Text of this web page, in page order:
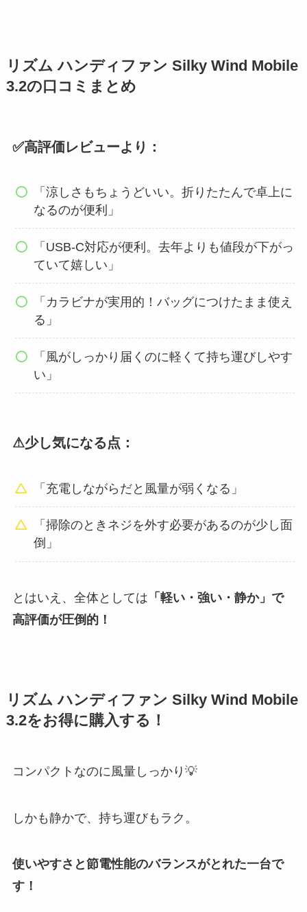
リズム ハンディファン Silky Wind Mobile
3.2の口コミまとめ
✅高評価レビューより：
「涼しさもちょうどいい。折りたたんで卓上に
なるのが便利」
「USB-C対応が便利。去年よりも値段が下がっ
ていて嬉しい」
「カラビナが実用的！バッグにつけたまま使え
る」
「風がしっかり届くのに軽くて持ち運びしやす
い」
⚠少し気になる点：
「充電しながらだと風量が弱くなる」
「掃除のときネジを外す必要があるのが少し面
倒」
とはいえ、全体としては 「軽い・強い・静か」で
高評価が圧倒的！
リズム ハンディファン Silky Wind Mobile
3.2をお得に購入する！
コンパクトなのに風量しっかり💡
しかも静かで、持ち運びもラク。
使いやすさと節電性能のバランスがとれた一台で
す！